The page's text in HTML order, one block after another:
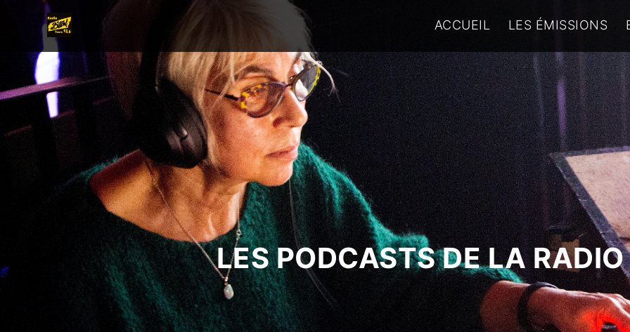
ACCUEIL LES ÉMISSIONS
LES PODCASTS DE LA